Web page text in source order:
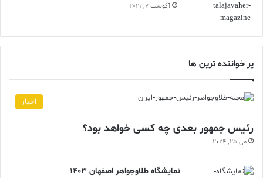
آگوست 7, 2021
پر خواننده ترین ها
اخبار
رئیس جمهور بعدی چه کسی خواهد بود؟
می 25, 2024
نمایشگاه طلاوجواهر اصفهان 1403